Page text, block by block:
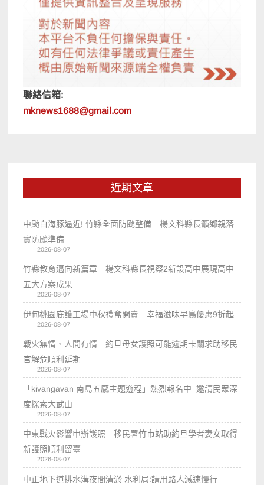
聯絡信箱:
mknews1688@gmail.com
近期文章
中颱白海豚逼近! 竹縣全面防颱整備 楊文科縣長籲鄉親落
實防颱準備
2026-08-07
竹縣教育邁向新篇章 楊文科縣長視察2新設高中展現高中
五大方案成果
2026-08-07
伊甸桃園庇護工場中秋禮盒開賣 幸福滋味早鳥優惠9折起
2026-08-07
戰火無情、人間有情 約旦母女護照可能逾期卡關求助移民
官解危順利延期
2026-08-07
「kivangavan 南島五感主題遊程」熱烈報名中 邀請民眾深
度探索大武山
2026-08-07
中東戰火影響申辦護照 移民署竹市站助約旦學者妻女取得
新護照順利留臺
2026-08-07
中正地下道排水溝夜間清淤 水利局:請用路人減速慢行